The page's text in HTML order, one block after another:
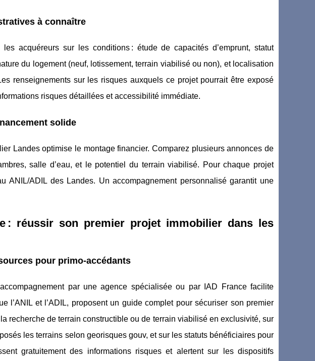
à connaître
acquéreurs sur les conditions : étude de capacités d’emprunt, statut
du logement (neuf, lotissement, terrain viabilisé ou non), et localisation
renseignements sur les risques auxquels ce projet pourrait être exposé
risques détaillées et accessibilité immédiate.
solide
Landes optimise le montage financier. Comparez plusieurs annonces de
salle d’eau, et le potentiel du terrain viabilisé. Pour chaque projet
ANIL/ADIL des Landes. Un accompagnement personnalisé garantit une
: réussir son premier projet immobilier dans les
pour primo-accédants
par une agence spécialisée ou par IAD France facilite
l’ANIL et l’ADIL, proposent un guide complet pour sécuriser son premier
recherche de terrain constructible ou de terrain viabilisé en exclusivité, sur
les terrains selon georisques gouv, et sur les statuts bénéficiaires pour
gratuitement des informations risques et alertent sur les dispositifs